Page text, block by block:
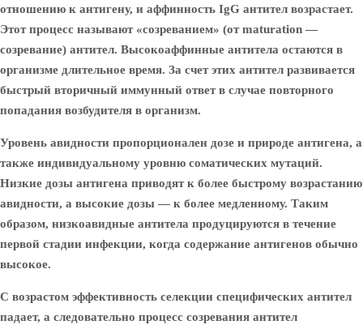
отношению к антигену, и аффинность IgG антител возрастает.
Этот процесс называют «созреванием» (от maturation —
созревание) антител. Высокоаффинные антитела остаются в
организме длительное время. За счет этих антител развивается
быстрый вторичный иммунный ответ в случае повторного
попадания возбудителя в организм.
Уровень авидности пропорционален дозе и природе антигена, а
также индивидуальному уровню соматических мутаций.
Низкие дозы антигена приводят к более быстрому возрастанию
авидности, а высокие дозы — к более медленному. Таким
образом, низкоавидные антитела продуцируются в течение
первой стадии инфекции, когда содержание антигенов обычно
высокое.
С возрастом эффективность селекции специфических антител
падает, а следовательно процесс созревания антител